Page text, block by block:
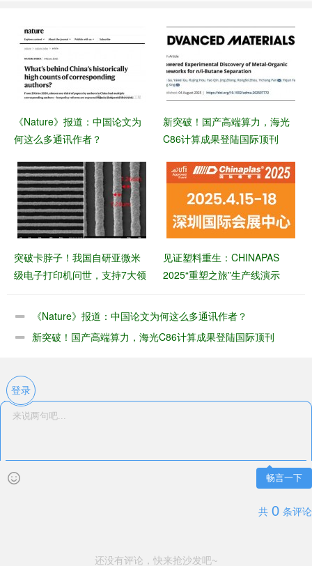
《Nature》报道：中国论文为
何这么多通讯作者？
新突破！国产高端算力，海光
C86计算成果登陆国际顶刊
突破卡脖子！我国自研亚微米
级电子打印机问世，支持7大领
见证塑料重生：CHINAPAS
2025“重塑之旅”生产线演示
《Nature》报道：中国论文为何这么多通讯作者？
新突破！国产高端算力，海光C86计算成果登陆国际顶刊
登录
畅言一下
共 0 条评论
还没有评论，快来抢沙发吧~